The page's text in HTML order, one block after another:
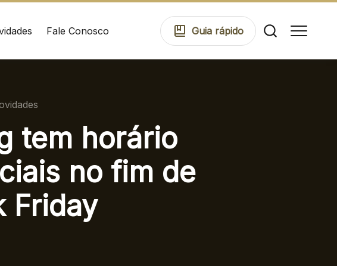
Fale Conosco Guia rápido
Eventos
tem horário
no fim de
Friday